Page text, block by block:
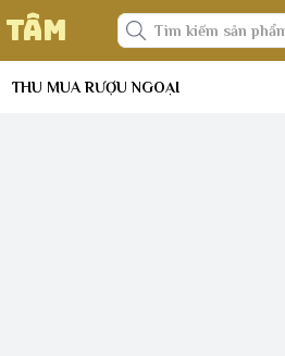
THU MUA RƯỢU NGOẠI